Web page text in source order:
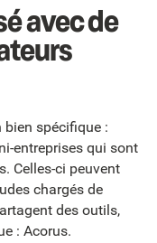
avec de
spécifique :
entreprises qui sont
Celles-ci peuvent
chargés de
des outils,
: Acorus.